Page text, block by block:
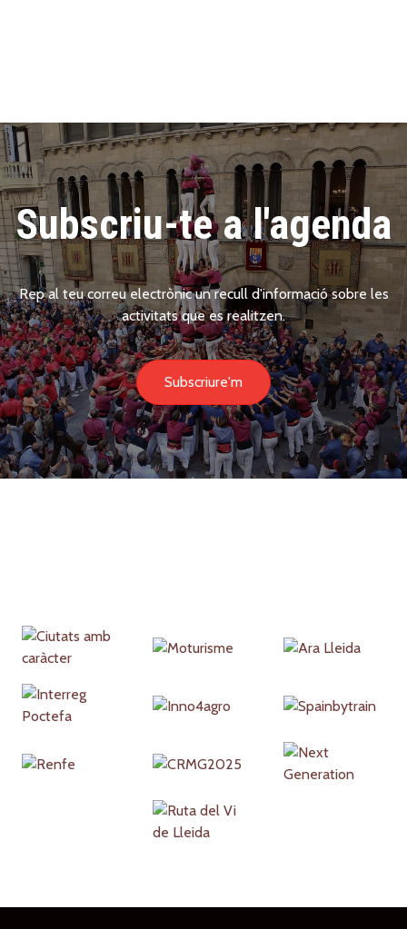
Subscriu-te a l'agenda
Rep al teu correu electrònic un recull d'informació sobre les
activitats que es realitzen.
Subscriure'm
Partners